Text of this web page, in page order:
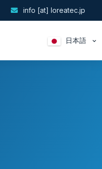
info [at] loreatec.jp
日本語